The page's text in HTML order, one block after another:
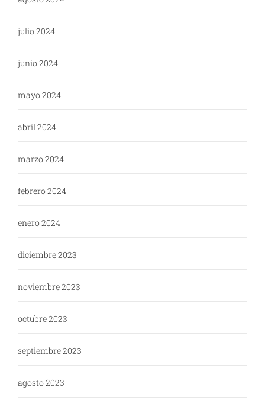
julio 2024
junio 2024
mayo 2024
abril 2024
marzo 2024
febrero 2024
enero 2024
diciembre 2023
noviembre 2023
octubre 2023
septiembre 2023
agosto 2023